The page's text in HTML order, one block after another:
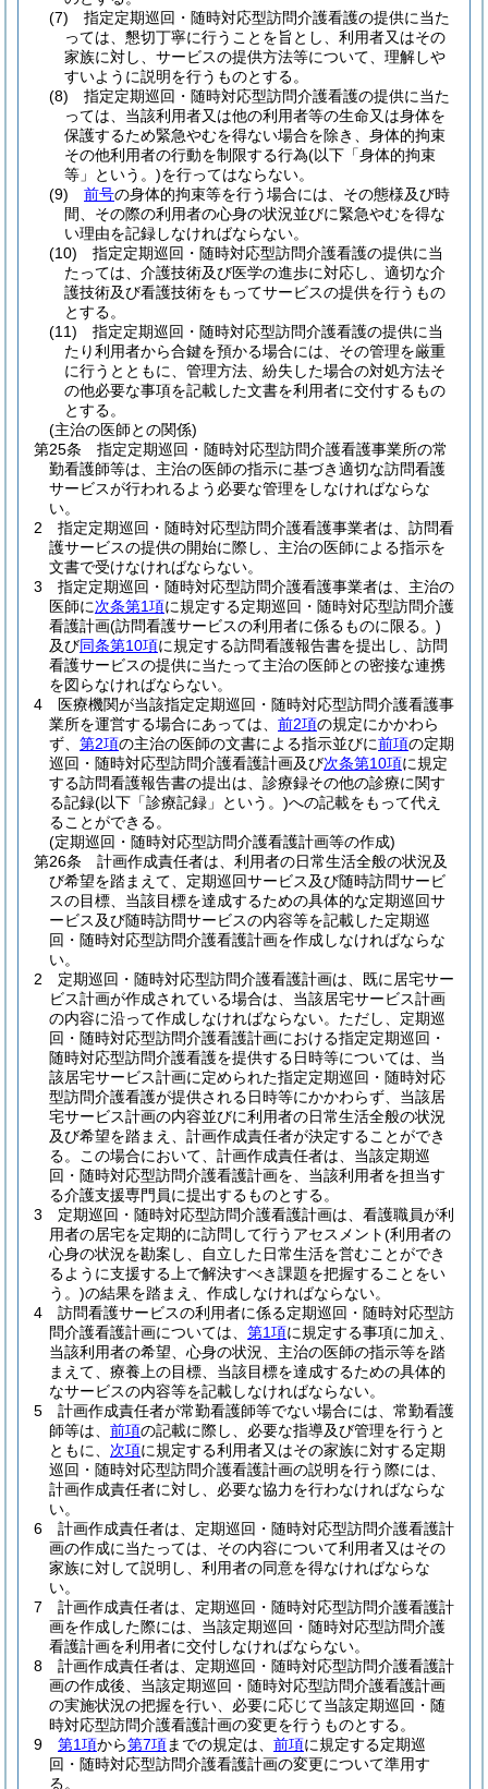
(7)
指定定期巡回・随時対応型訪問介護看護の提供に当た
っては、懇切丁寧に行うことを旨とし、利用者又はその
家族に対し、サービスの提供方法等について、理解しや
すいように説明を行うものとする。
(8)
指定定期巡回・随時対応型訪問介護看護の提供に当た
っては、当該利用者又は他の利用者等の生命又は身体を
保護するため緊急やむを得ない場合を除き、身体的拘束
その他利用者の行動を制限する行為(以下「身体的拘束
等」という。)を行ってはならない。
(9)
前号の身体的拘束等を行う場合には、その態様及び時
間、その際の利用者の心身の状況並びに緊急やむを得な
い理由を記録しなければならない。
(10)
指定定期巡回・随時対応型訪問介護看護の提供に当
たっては、介護技術及び医学の進歩に対応し、適切な介
護技術及び看護技術をもってサービスの提供を行うもの
とする。
(11)
指定定期巡回・随時対応型訪問介護看護の提供に当
たり利用者から合鍵を預かる場合には、その管理を厳重
に行うとともに、管理方法、紛失した場合の対処方法そ
の他必要な事項を記載した文書を利用者に交付するもの
とする。
(主治の医師との関係)
第25条
指定定期巡回・随時対応型訪問介護看護事業所の常
勤看護師等は、主治の医師の指示に基づき適切な訪問看護
サービスが行われるよう必要な管理をしなければならな
い。
2
指定定期巡回・随時対応型訪問介護看護事業者は、訪問看
護サービスの提供の開始に際し、主治の医師による指示を
文書で受けなければならない。
3
指定定期巡回・随時対応型訪問介護看護事業者は、主治の
医師に次条第1項に規定する定期巡回・随時対応型訪問介護
看護計画(訪問看護サービスの利用者に係るものに限る。)
及び同条第10項に規定する訪問看護報告書を提出し、訪問
看護サービスの提供に当たって主治の医師との密接な連携
を図らなければならない。
4
医療機関が当該指定定期巡回・随時対応型訪問介護看護事
業所を運営する場合にあっては、 前2項の規定にかかわら
ず、 第2項の主治の医師の文書による指示並びに前項の定期
巡回・随時対応型訪問介護看護計画及び次条第10項に規定
する訪問看護報告書の提出は、診療録その他の診療に関す
る記録(以下「診療記録」という。)への記載をもって代え
ることができる。
(定期巡回・随時対応型訪問介護看護計画等の作成)
第26条
計画作成責任者は、利用者の日常生活全般の状況及
び希望を踏まえて、定期巡回サービス及び随時訪問サービ
スの目標、当該目標を達成するための具体的な定期巡回サ
ービス及び随時訪問サービスの内容等を記載した定期巡
回・随時対応型訪問介護看護計画を作成しなければならな
い。
2
定期巡回・随時対応型訪問介護看護計画は、既に居宅サー
ビス計画が作成されている場合は、当該居宅サービス計画
の内容に沿って作成しなければならない。 ただし、定期巡
回・随時対応型訪問介護看護計画における指定定期巡回・
随時対応型訪問介護看護を提供する日時等については、当
該居宅サービス計画に定められた指定定期巡回・随時対応
型訪問介護看護が提供される日時等にかかわらず、当該居
宅サービス計画の内容並びに利用者の日常生活全般の状況
及び希望を踏まえ、計画作成責任者が決定することができ
る。
この場合において、計画作成責任者は、当該定期巡
回・随時対応型訪問介護看護計画を、当該利用者を担当す
る介護支援専門員に提出するものとする。
3
定期巡回・随時対応型訪問介護看護計画は、看護職員が利
用者の居宅を定期的に訪問して行うアセスメント(利用者の
心身の状況を勘案し、自立した日常生活を営むことができ
るように支援する上で解決すべき課題を把握することをい
う。)の結果を踏まえ、作成しなければならない。
4
訪問看護サービスの利用者に係る定期巡回・随時対応型訪
問介護看護計画については、 第1項に規定する事項に加え、
当該利用者の希望、心身の状況、主治の医師の指示等を踏
まえて、療養上の目標、当該目標を達成するための具体的
なサービスの内容等を記載しなければならない。
5
計画作成責任者が常勤看護師等でない場合には、常勤看護
師等は、 前項の記載に際し、必要な指導及び管理を行うと
ともに、 次項に規定する利用者又はその家族に対する定期
巡回・随時対応型訪問介護看護計画の説明を行う際には、
計画作成責任者に対し、必要な協力を行わなければならな
い。
6
計画作成責任者は、定期巡回・随時対応型訪問介護看護計
画の作成に当たっては、その内容について利用者又はその
家族に対して説明し、利用者の同意を得なければならな
い。
7
計画作成責任者は、定期巡回・随時対応型訪問介護看護計
画を作成した際には、当該定期巡回・随時対応型訪問介護
看護計画を利用者に交付しなければならない。
8
計画作成責任者は、定期巡回・随時対応型訪問介護看護計
画の作成後、当該定期巡回・随時対応型訪問介護看護計画
の実施状況の把握を行い、必要に応じて当該定期巡回・随
時対応型訪問介護看護計画の変更を行うものとする。
9
第1項から第7項までの規定は、 前項に規定する定期巡
回・随時対応型訪問介護看護計画の変更について準用す
る。